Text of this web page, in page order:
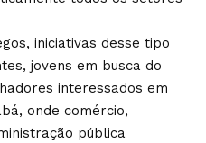
iniciativas desse tipo
jovens em busca do
interessados em
onde comércio,
pública